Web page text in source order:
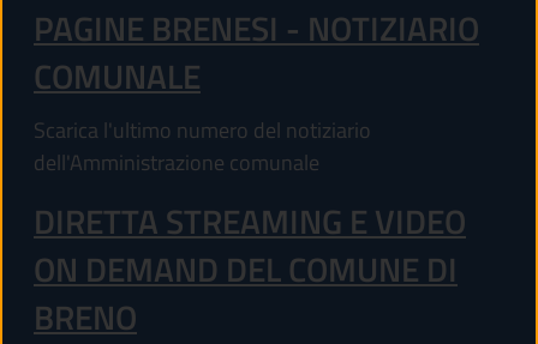
PAGINE BRENESI - NOTIZIARIO
COMUNALE
Scarica l'ultimo numero del notiziario
dell'Amministrazione comunale
DIRETTA STREAMING E VIDEO
ON DEMAND DEL COMUNE DI
BRENO